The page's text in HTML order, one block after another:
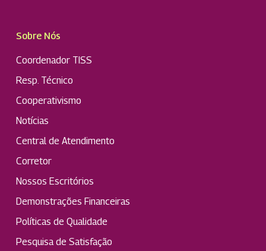
Sobre Nós
Coordenador TISS
Resp. Técnico
Cooperativismo
Notícias
Central de Atendimento
Corretor
Nossos Escritórios
Demonstrações Financeiras
Políticas de Qualidade
Pesquisa de Satisfação